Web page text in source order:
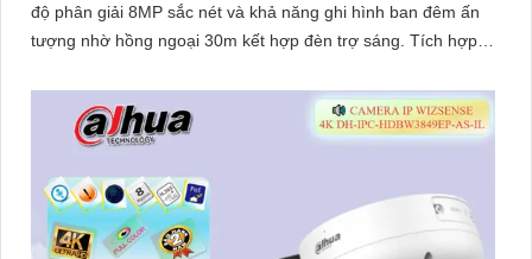
độ phân giải 8MP sắc nét và khả năng ghi hình ban đêm ấn
tượng nhờ hồng ngoại 30m kết hợp đèn trợ sáng. Tích hợp
thông minh giúp phân biệt chính xác người và phương tiện hỗ
trợ POE, giảm thiểu báo động giả hiệu quả